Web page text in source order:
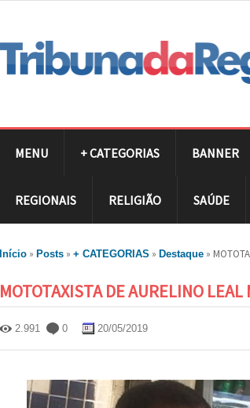
MENU + CATEGORIAS BANNER
REGIONAIS RELIGIÃO SAÚDE
Início » Posts » + CATEGORIAS » Destaque »
MOTOTAXISTA DE AURELINO
2.991 0 20/05/2019